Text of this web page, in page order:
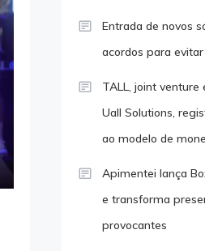
Entrada de novos
acordos para
TALL, joint venture
Uall Solutions,
ao modelo de
Apimentei lança
e transforma
provocantes